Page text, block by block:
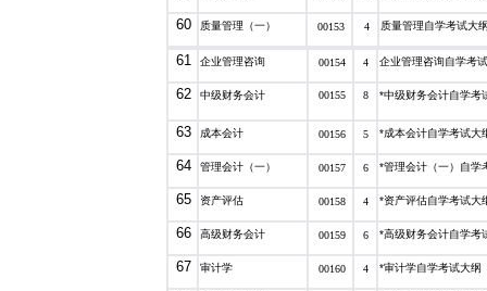
60 质量管理（一） 00153 4 质量管理自学考试大
61 企业管理咨询 00154 4 企业管理咨询自学考
62 中级财务会计 00155 8 *中级财务会计自学考
63 成本会计 00156 5 *成本会计自学考试大
64 管理会计（一） 00157 6 *管理会计（一）自学
65 资产评估 00158 4 *资产评估自学考试大
66 高级财务会计 00159 6 *高级财务会计自学考
67 审计学 00160 4 *审计学自学考试大纲